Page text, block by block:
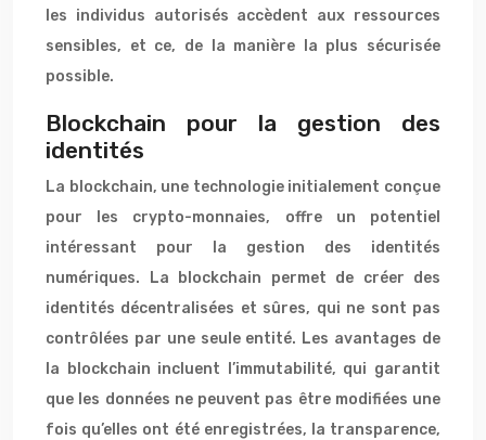
les individus autorisés accèdent aux ressources
sensibles, et ce, de la manière la plus sécurisée
possible.
Blockchain pour la gestion des
identités
La blockchain, une technologie initialement conçue
pour les crypto-monnaies, offre un potentiel
intéressant pour la gestion des identités
numériques. La blockchain permet de créer des
identités décentralisées et sûres, qui ne sont pas
contrôlées par une seule entité. Les avantages de
la blockchain incluent l’immutabilité, qui garantit
que les données ne peuvent pas être modifiées une
fois qu’elles ont été enregistrées, la transparence,